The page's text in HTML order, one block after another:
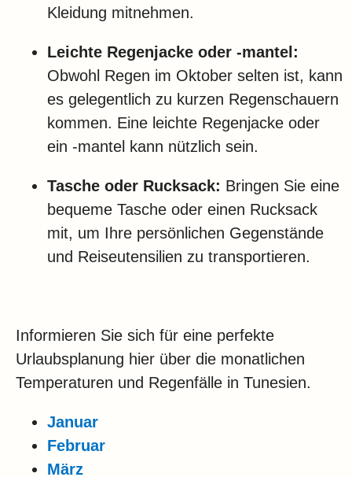
Kleidung mitnehmen.
Leichte Regenjacke oder -mantel:
Obwohl Regen im Oktober selten ist, kann
es gelegentlich zu kurzen Regenschauern
kommen. Eine leichte Regenjacke oder
ein -mantel kann nützlich sein.
Tasche oder Rucksack: Bringen Sie eine
bequeme Tasche oder einen Rucksack
mit, um Ihre persönlichen Gegenstände
und Reiseutensilien zu transportieren.
Informieren Sie sich für eine perfekte
Urlaubsplanung hier über die monatlichen
Temperaturen und Regenfälle in Tunesien.
Januar
Februar
März